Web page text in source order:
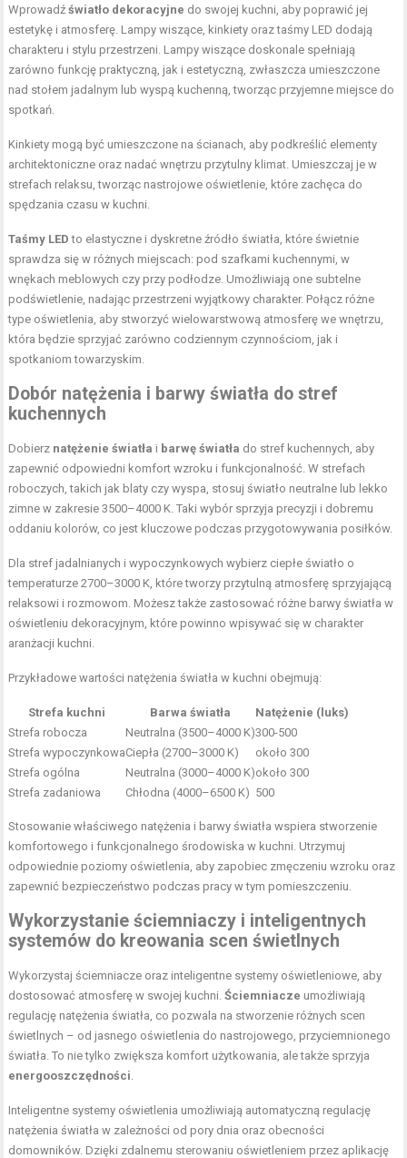
Wprowadźświatło dekoracyjne do swojej kuchni, aby poprawić jej
estetykę i atmosferę. Lampy wiszące, kinkiety oraz taśmy LED dodają
charakteru i stylu przestrzeni. Lampy wiszące doskonale spełniają
zarówno funkcję praktyczną, jak i estetyczną, zwłaszcza umieszczone
nad stołem jadalnym lub wyspą kuchenną, tworząc przyjemne miejsce do
spotkań.
Kinkiety mogą być umieszczone na ścianach, aby podkreślić elementy
architektoniczne oraz nadać wnętrzu przytulny klimat. Umieszczaj je w
strefach relaksu, tworząc nastrojowe oświetlenie, które zachęca do
spędzania czasu w kuchni.
Taśmy LED to elastyczne i dyskretne źródło światła, które świetnie
sprawdza się w różnych miejscach: pod szafkami kuchennymi, w
wnękach meblowych czy przy podłodze. Umożliwiają one subtelne
podświetlenie, nadając przestrzeni wyjątkowy charakter. Połącz różne
type oświetlenia, aby stworzyć wielowarstwową atmosferę we wnętrzu,
która będzie sprzyjać zarówno codziennym czynnościom, jak i
spotkaniom towarzyskim.
Dobór natężenia i barwy światła do stref
kuchennych
Dobierz natężenie światła i barwę światła do stref kuchennych, aby
zapewnić odpowiedni komfort wzroku i funkcjonalność. W strefach
roboczych, takich jak blaty czy wyspa, stosuj światło neutralne lub lekko
zimne w zakresie 3500–4000 K. Taki wybór sprzyja precyzji i dobremu
oddaniu kolorów, co jest kluczowe podczas przygotowywania posiłków.
Dla stref jadalnianych i wypoczynkowych wybierz ciepłe światło o
temperaturze 2700–3000 K, które tworzy przytulną atmosferę sprzyjającą
relaksowi i rozmowom. Możesz także zastosować różne barwy światła w
oświetleniu dekoracyjnym, które powinno wpisywać się w charakter
aranżacji kuchni.
Przykładowe wartości natężenia światła w kuchni obejmują:
Strefa kuchni Barwa światła
Natężenie (luks)
Strefa robocza
Neutralna (3500–4000 K)300-500
Strefa wypoczynkowaCiepła (2700–3000 K)
około 300
Strefa ogólna
Neutralna (3000–4000 K)około 300
Strefa zadaniowa
Chłodna (4000–6500 K) 500
Stosowanie właściwego natężenia i barwy światła wspiera stworzenie
komfortowego i funkcjonalnego środowiska w kuchni. Utrzymuj
odpowiednie poziomy oświetlenia, aby zapobiec zmęczeniu wzroku oraz
zapewnić bezpieczeństwo podczas pracy w tym pomieszczeniu.
Wykorzystanie ściemniaczy i inteligentnych
systemów do kreowania scen świetlnych
Wykorzystaj ściemniacze oraz inteligentne systemy oświetleniowe, aby
dostosować atmosferę w swojej kuchni.Ściemniacze umożliwiają
regulację natężenia światła, co pozwala na stworzenie różnych scen
świetlnych – od jasnego oświetlenia do nastrojowego, przyciemnionego
światła. To nie tylko zwiększa komfort użytkowania, ale także sprzyja
energooszczędności
Inteligentne systemy oświetlenia umożliwiają automatyczną regulację
natężenia światła w zależności od pory dnia oraz obecności
domowników. Dzięki zdalnemu sterowaniu oświetleniem przez aplikację